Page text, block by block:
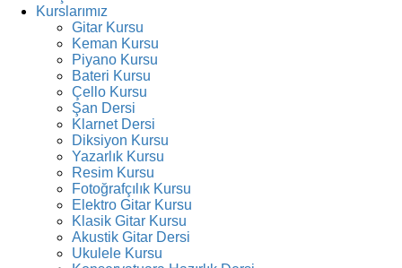
Kurslarımız
Gitar Kursu
Keman Kursu
Piyano Kursu
Bateri Kursu
Çello Kursu
Şan Dersi
Klarnet Dersi
Diksiyon Kursu
Yazarlık Kursu
Resim Kursu
Fotoğrafçılık Kursu
Elektro Gitar Kursu
Klasik Gitar Kursu
Akustik Gitar Dersi
Ukulele Kursu